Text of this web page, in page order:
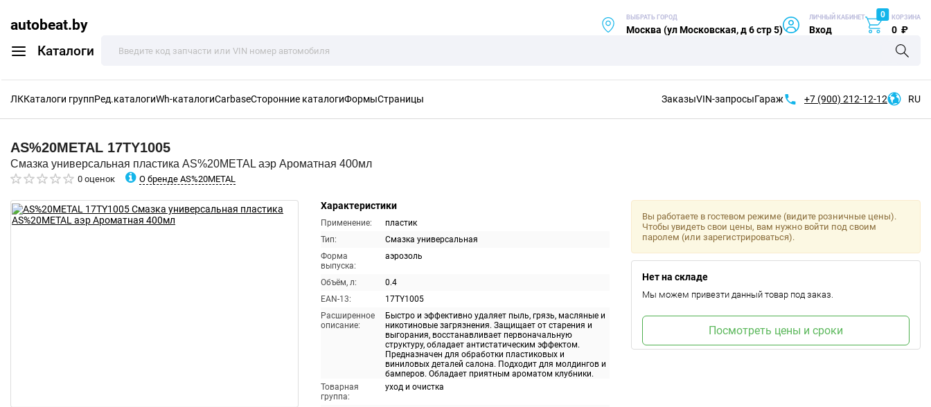
autobeat.by
Каталоги
ВЫБРАТЬ ГОРОД
Москва (ул Московская, д 6 стр 5)
ЛИЧНЫЙ КАБИНЕТ
Вход
0 КОРЗИНА
0 ₽
ЛККаталоги группРед.каталогиWh-каталогиCarbaseСторонние каталогиФормыСтраницы ЗаказыVIN-запросыГараж +7 (900) 212-12-12 RU
AS%20METAL 17TY1005
Смазка универсальная пластика AS%20METAL аэр Ароматная 400мл
0 оценок О бренде AS%20METAL
Характеристики
Применение:
пластик
Тип:
Смазка универсальная
Форма
выпуска:
аэрозоль
Объём, л:
0.4
EAN-13:
17TY1005
Расширенное
описание:
Быстро и эффективно удаляет пыль, грязь, масляные и
никотиновые загрязнения. Защищает от старения и
выгорания, восстанавливает первоначальную
структуру, обладает антистатическим эффектом.
Предназначен для обработки пластиковых и
виниловых деталей салона. Подходит для молдингов и
бамперов. Обладает приятным ароматом клубники.
Товарная
группа:
уход и очистка
Вы работаете в гостевом режиме (видите розничные цены).
Чтобы увидеть свои цены, вам нужно войти под своим
паролем (или зарегистрироваться).
Нет на складе
Мы можем привезти данный товар под заказ.
Посмотреть цены и сроки